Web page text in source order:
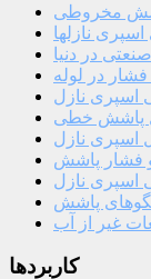
مخروطی
نازلها
در دنیا
در لوله
اسپری نازل
پاشش خطی
اسپری نازل
فشار پاشش
نازل
پاشش
غیر از آب
کاربردها